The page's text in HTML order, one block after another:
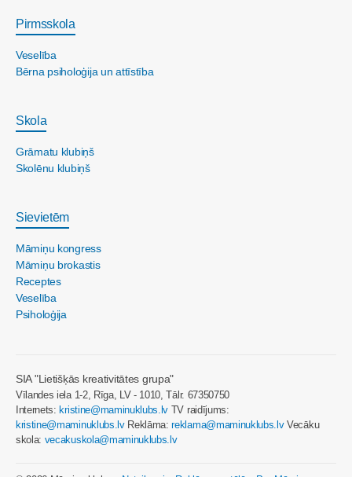
Pirmsskola
Veselība
Bērna psiholoģija un attīstība
Skola
Grāmatu klubiņš
Skolēnu klubiņš
Sievietēm
Māmiņu kongress
Māmiņu brokastis
Receptes
Veselība
Psiholoģija
SIA "Lietišķās kreativitātes grupa"
Vīlandes iela 1-2, Rīga, LV - 1010, Tālr. 67350750
Internets:kristine@maminuklubs.lv TV raidījums:
kristine@maminuklubs.lvReklāma:reklama@maminuklubs.lvVecāku
skola: vecakuskola@maminuklubs.lv